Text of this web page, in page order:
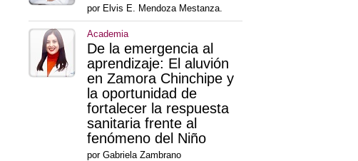
por Elvis E. Mendoza Mestanza.
Academia
De la emergencia al
aprendizaje: El aluvión
en Zamora Chinchipe y
la oportunidad de
fortalecer la respuesta
sanitaria frente al
fenómeno del Niño
por Gabriela Zambrano